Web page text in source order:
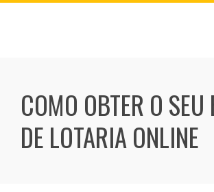
Skip
COMO OBTER O SEU
DE LOTARIA ONLINE